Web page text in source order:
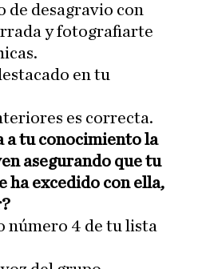
de desagravio con
y fotografiarte
en tu
es correcta.
a tu conocimiento la
asegurando que tu
ha excedido con ella,
número 4 de tu lista